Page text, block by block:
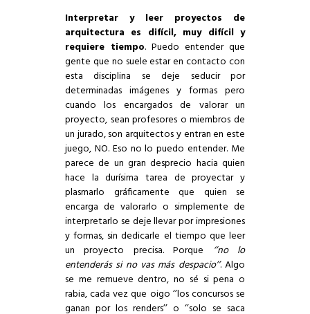
Interpretar y leer proyectos de
arquitectura es difícil, muy difícil y
requiere tiempo. Puedo entender que
gente que no suele estar en contacto con
esta disciplina se deje seducir por
determinadas imágenes y formas pero
cuando los encargados de valorar un
proyecto, sean profesores o miembros de
un jurado, son arquitectos y entran en este
juego, NO. Eso no lo puedo entender. Me
parece de un gran desprecio hacia quien
hace la durísima tarea de proyectar y
plasmarlo gráficamente que quien se
encarga de valorarlo o simplemente de
interpretarlo se deje llevar por impresiones
y formas, sin dedicarle el tiempo que leer
un proyecto precisa. Porque
‘’no lo
entenderás si no vas más despacio’’. Algo
se me remueve dentro, no sé si pena o
rabia, cada vez que oigo ‘’los concursos se
ganan por los renders’’ o ‘’solo se saca